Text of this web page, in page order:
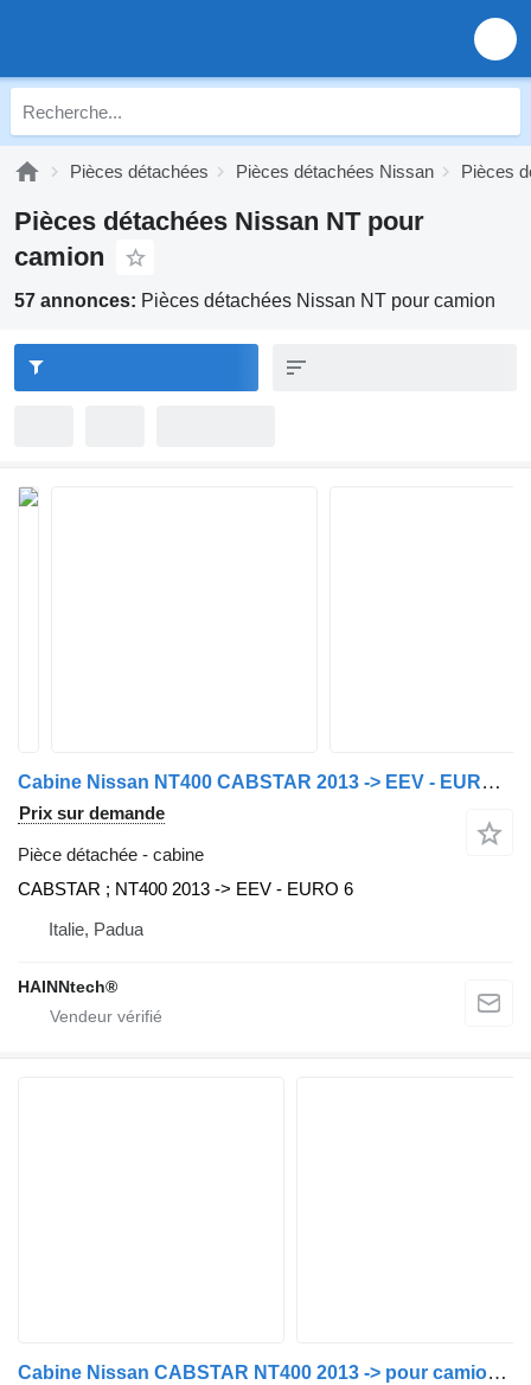
Pièces détachées Pièces détachées Nissan Pièces
Pièces détachées Nissan NT pour
camion
57 annonces: Pièces détachées Nissan NT pour camion
Cabine Nissan NT400 CABSTAR 2013 -> EEV - EURO 6 pour camion Nissan
Prix sur demande
Pièce détachée - cabine
CABSTAR ; NT400 2013 -> EEV - EURO 6
Italie, Padua
HAINNtech®
Cabine Nissan CABSTAR NT400 2013 -> pour camion Nissan